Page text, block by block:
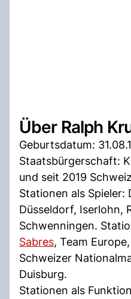
Über Ralph
Geburtsdatum:
Staatsbürgerschaft:
und seit 2019
Stationen als Spieler:
Düsseldorf, Iserlohn,
Schwenningen.
Sabres, Team Europe,
Schweizer
Duisburg.
Stationen als